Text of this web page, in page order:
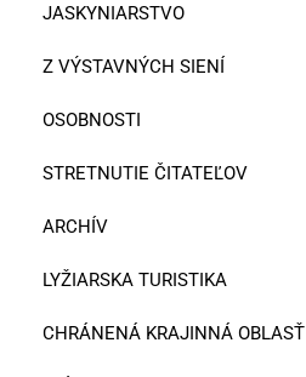
JASKYNIARSTVO
Z VÝSTAVNÝCH SIENÍ
OSOBNOSTI
STRETNUTIE ČITATEĽOV
ARCHÍV
LYŽIARSKA TURISTIKA
CHRÁNENÁ KRAJINNÁ OBLASŤ